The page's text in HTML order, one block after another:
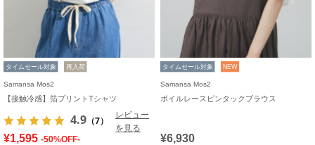
タイムセール対象 再入荷
Samansa Mos2
【接触冷感】箔プリントTシャツ
4.9 （7）
レビュー
を見る
¥1,595 -50%OFF-
タイムセール対象 NEW
Samansa Mos2
ボイルレースピンタックブラウス
¥6,930